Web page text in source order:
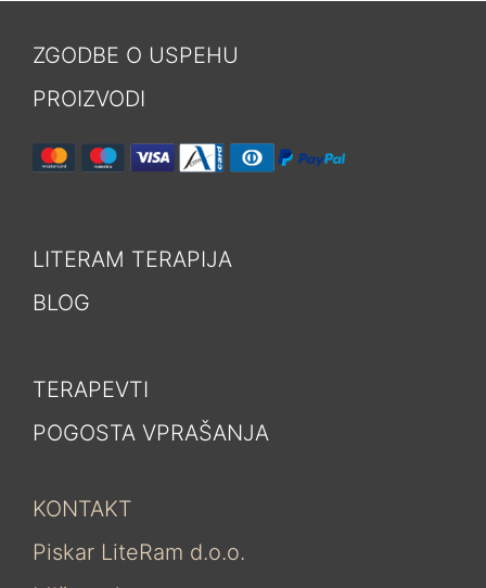
ZGODBE O USPEHU
PROIZVODI
LITERAM TERAPIJA
BLOG
TERAPEVTI
POGOSTA VPRAŠANJA
KONTAKT
Piskar LiteRam d.o.o.